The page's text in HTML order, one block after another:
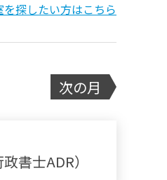
を探したい方はこちら
次の月
書士ADR）